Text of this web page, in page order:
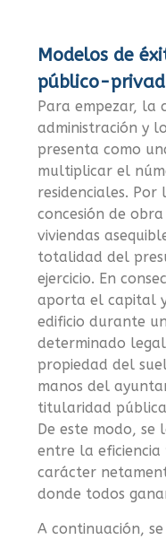
Modelos de
público-
Para empezar, la
administración y
presenta como
multiplicar el
residenciales.
concesión de
viviendas
totalidad del
ejercicio. En
aporta el capital
edificio durante
determinado
propiedad del
manos del
titularidad
De este modo,
entre la eficiencia
carácter
donde todos
A continuación,